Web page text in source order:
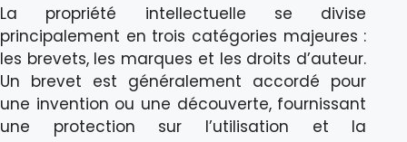
La propriété intellectuelle se divise
principalement en trois catégories majeures :
les brevets, les marques et les droits d’auteur.
Un brevet est généralement accordé pour
une invention ou une découverte, fournissant
une protection sur l’utilisation et la